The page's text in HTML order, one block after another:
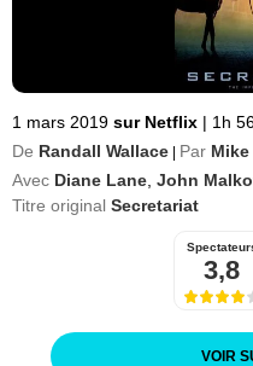
1 mars 2019 sur Netflix | 1h
De Randall Wallace Par
Avec Diane Lane John
Titre original Secretariat
3,8
VOIR